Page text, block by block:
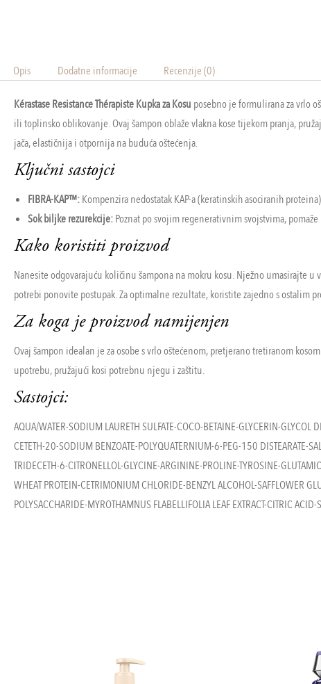
Opis Dodatne informacije Recenzije (0)
Kérastase Resistance Thérapiste Kupka za Kosu posebno je formulirana za vrlo
ili toplinsko oblikovanje. Ovaj šampon oblaže vlakna kose tijekom pranja,
jača, elastičnija i otpornija na buduća oštećenja.
Ključni sastojci
FIBRA-KAP™:Kompenzira nedostatak KAP-a (keratinskih asociranih
Sok biljke rezurekcije:Poznat po svojim regenerativnim svojstvima,
Kako koristiti proizvod
Nanesite odgovarajuću količinu šampona na mokru kosu. Nježno umasirajte
potrebi ponovite postupak. Za optimalne rezultate, koristite zajedno s ostalim
Za koga je proizvod namijenjen
Ovaj šampon idealan je za osobe s vrlo oštećenom, pretjerano tretiranom
upotrebu, pružajući kosi potrebnu njegu i zaštitu.
Sastojci:
AQUA/WATER-SODIUM LAURETH SULFATE-COCO-BETAINE-GLYCERIN-
CETETH-20-SODIUM BENZOATE-POLYQUATERNIUM-6-PEG-150 DISTEARATE-
TRIDECETH-6-CITRONELLOL-GLYCINE-ARGININE-PROLINE-TYROSINE-
WHEAT PROTEIN-CETRIMONIUM CHLORIDE-BENZYL ALCOHOL-SAFFLOWER
POLYSACCHARIDE-MYROTHAMNUS FLABELLIFOLIA LEAF EXTRACT-CITRIC